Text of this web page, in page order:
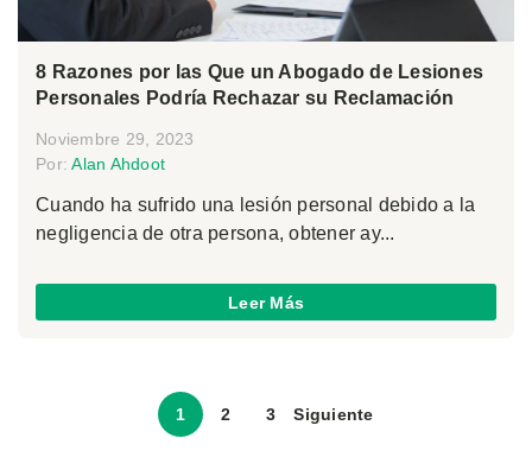
8 Razones por las Que un Abogado de Lesiones
Personales Podría Rechazar su Reclamación
Noviembre 29, 2023
Por:Alan Ahdoot
Cuando ha sufrido una lesión personal debido a la
negligencia de otra persona, obtener ay...
Leer Más
1 2 3 Siguiente